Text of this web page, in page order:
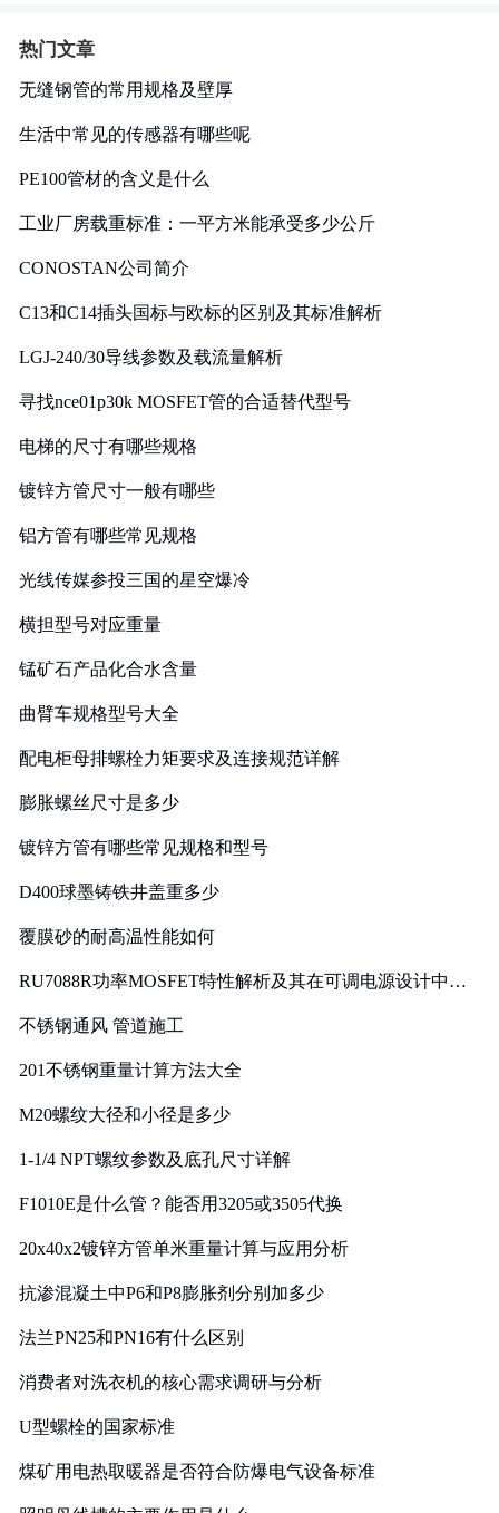
热门文章
无缝钢管的常用规格及壁厚
生活中常见的传感器有哪些呢
PE100管材的含义是什么
工业厂房载重标准：一平方米能承受多少公斤
CONOSTAN公司简介
C13和C14插头国标与欧标的区别及其标准解析
LGJ-240/30导线参数及载流量解析
寻找nce01p30k MOSFET管的合适替代型号
电梯的尺寸有哪些规格
镀锌方管尺寸一般有哪些
铝方管有哪些常见规格
光线传媒参投三国的星空爆冷
横担型号对应重量
锰矿石产品化合水含量
曲臂车规格型号大全
配电柜母排螺栓力矩要求及连接规范详解
膨胀螺丝尺寸是多少
镀锌方管有哪些常见规格和型号
D400球墨铸铁井盖重多少
覆膜砂的耐高温性能如何
RU7088R功率MOSFET特性解析及其在可调电源设计中的
不锈钢通风 管道施工
201不锈钢重量计算方法大全
M20螺纹大径和小径是多少
1-1/4 NPT螺纹参数及底孔尺寸详解
F1010E是什么管？能否用3205或3505代换
20x40x2镀锌方管单米重量计算与应用分析
抗渗混凝土中P6和P8膨胀剂分别加多少
法兰PN25和PN16有什么区别
消费者对洗衣机的核心需求调研与分析
U型螺栓的国家标准
煤矿用电热取暖器是否符合防爆电气设备标准